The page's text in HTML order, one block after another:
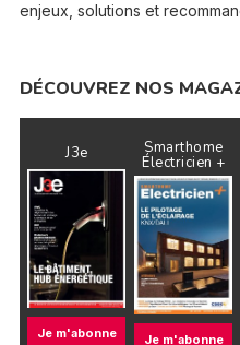
enjeux, solutions et
DÉCOUVREZ NOS
J3e
Je m'abonne
Smarthome
Électricien +
Je m'abonne